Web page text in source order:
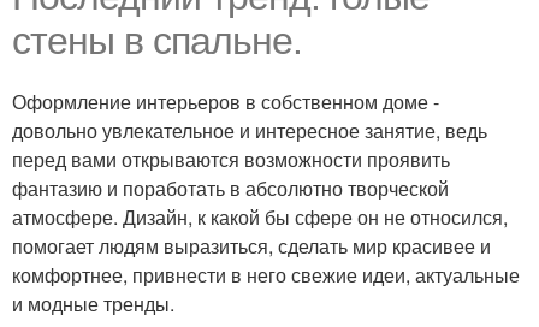
стены в спальне.
Оформление интерьеров в собственном доме -
довольно увлекательное и интересное занятие, ведь
перед вами открываются возможности проявить
фантазию и поработать в абсолютно творческой
атмосфере. Дизайн, к какой бы сфере он не относился,
помогает людям выразиться, сделать мир красивее и
комфортнее, привнести в него свежие идеи, актуальные
и модные тренды.